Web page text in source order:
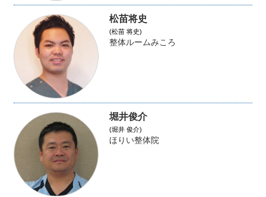
松苗将史
(松苗 将史)
整体ルームみころ
堀井俊介
(堀井 俊介)
ほりい整体院